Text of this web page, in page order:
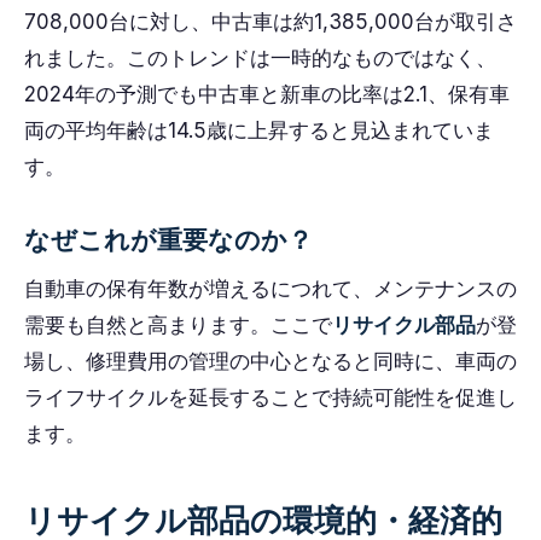
708,000台に対し、中古車は約1,385,000台が取引さ
れました。このトレンドは一時的なものではなく、
2024年の予測でも中古車と新車の比率は2.1、保有車
両の平均年齢は14.5歳に上昇すると見込まれていま
す。
なぜこれが重要なのか？
自動車の保有年数が増えるにつれて、メンテナンスの
需要も自然と高まります。ここで リサイクル部品が登
場し、修理費用の管理の中心となると同時に、車両の
ライフサイクルを延長することで持続可能性を促進し
ます。
リサイクル部品の環境的・経済的